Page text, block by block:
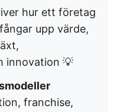
hur ett företag
upp värde,
innovation 💡
franchise,